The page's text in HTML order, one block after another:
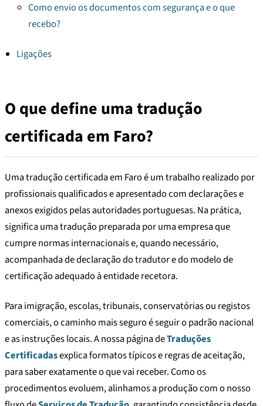
Como envio os documentos com segurança e o que
recebo?
Ligações
O que define uma tradução
certificada em Faro?
Uma tradução certificada em Faro é um trabalho realizado por
profissionais qualificados e apresentado com declarações e
anexos exigidos pelas autoridades portuguesas. Na prática,
significa uma tradução preparada por uma empresa que
cumpre normas internacionais e, quando necessário,
acompanhada de declaração do tradutor e do modelo de
certificação adequado à entidade recetora.
Para imigração, escolas, tribunais, conservatórias ou registos
comerciais, o caminho mais seguro é seguir o padrão nacional
e as instruções locais. A nossa página deTraduções
Certificadasexplica formatos típicos e regras de aceitação,
para saber exatamente o que vai receber. Como os
procedimentos evoluem, alinhamos a produção com o nosso